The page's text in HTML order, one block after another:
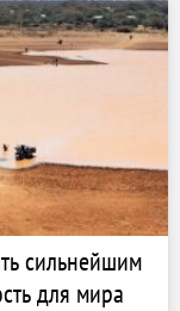
сильнейшим
для мира